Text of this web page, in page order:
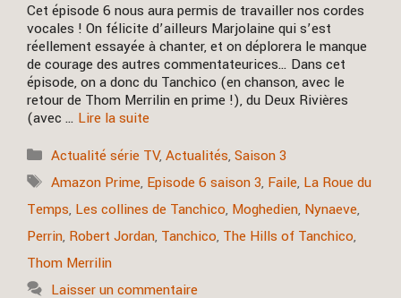
Cet épisode 6 nous aura permis de travailler nos cordes
vocales ! On félicite d’ailleurs Marjolaine qui s’est
réellement essayée à chanter, et on déplorera le manque
de courage des autres commentateurices… Dans cet
épisode, on a donc du Tanchico (en chanson, avec le
retour de Thom Merrilin en prime !), du Deux Rivières
(avec … Lire la suite
Catégories
Actualité série TV,Actualités,Saison 3
Étiquettes
Amazon Prime, Episode 6 saison 3, Faile, La Roue du
Temps, Les collines de Tanchico, Moghedien, Nynaeve,
Perrin, Robert Jordan, Tanchico, The Hills of Tanchico,
Thom Merrilin
Laisser un commentaire